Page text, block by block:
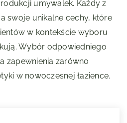
umywalek. Każdy z
swoje unikalne cechy, które
w kontekście wyboru
Wybór odpowiedniego
zapewnienia zarówno
w nowoczesnej łazience.